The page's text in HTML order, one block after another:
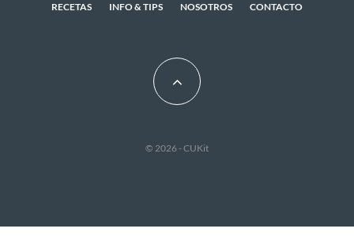
RECETAS INFO & TIPS NOSOTROS CONTACTO
© 2026 - CUKit